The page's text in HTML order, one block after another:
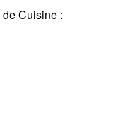
Cuisine :